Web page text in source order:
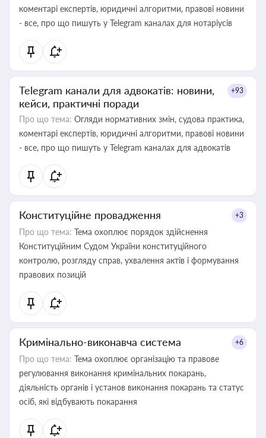
коментарі експертів, юридичні алгоритми, правові новини
- все, про що пишуть у Telegram каналах для нотаріусів
Telegram канали для адвокатів: новини,
кейси, практичні поради
+93
Про що тема: Огляди нормативних змін, судова практика,
коментарі експертів, юридичні алгоритми, правові новини
- все, про що пишуть у Telegram каналах для адвокатів
Конституційне провадження +3
Про що тема: Тема охоплює порядок здійснення
Конституційним Судом України конституційного
контролю, розгляду справ, ухвалення актів і формування
правових позицій
Кримінально-виконавча система +6
Про що тема: Тема охоплює організацію та правове
регулювання виконання кримінальних покарань,
діяльність органів і установ виконання покарань та статус
осіб, які відбувають покарання